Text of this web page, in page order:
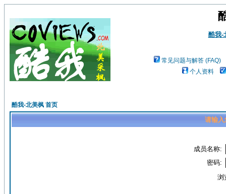
酷我-
常见问题与解答 (FAQ)
个人资料
酷我-北美枫 首页
请输入
成员名称:
密码:
浏